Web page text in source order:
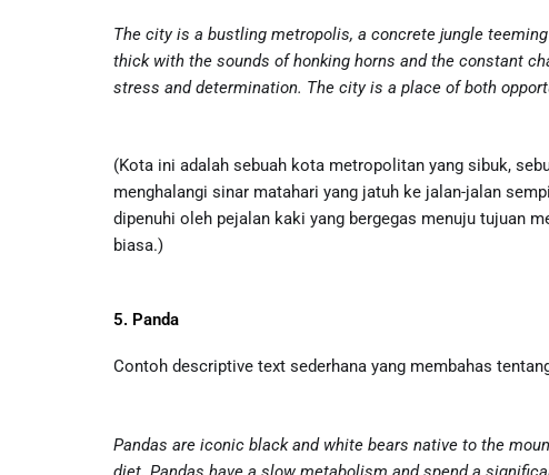
The city is a bustling metropolis, a concrete jungle
thick with the sounds of honking horns and the constant
stress and determination. The city is a place of both
(Kota ini adalah sebuah kota metropolitan yang sibuk,
menghalangi sinar matahari yang jatuh ke jalan-jalan
dipenuhi oleh pejalan kaki yang bergegas menuju tujuan
biasa.)
5. Panda
Contoh descriptive text sederhana yang membahas
Pandas are iconic black and white bears native to the